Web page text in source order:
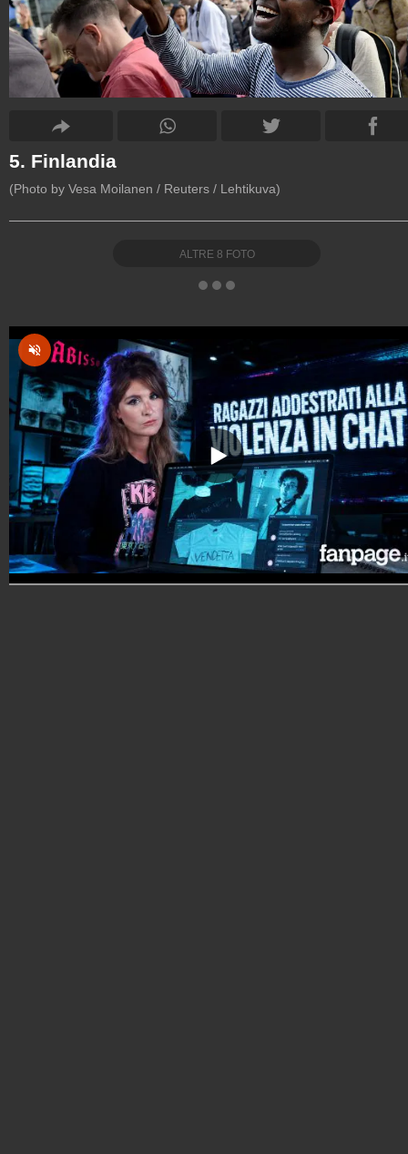
5. Finlandia
(Photo by Vesa Moilanen / Reuters / Lehtikuva)
ALTRE 8 FOTO